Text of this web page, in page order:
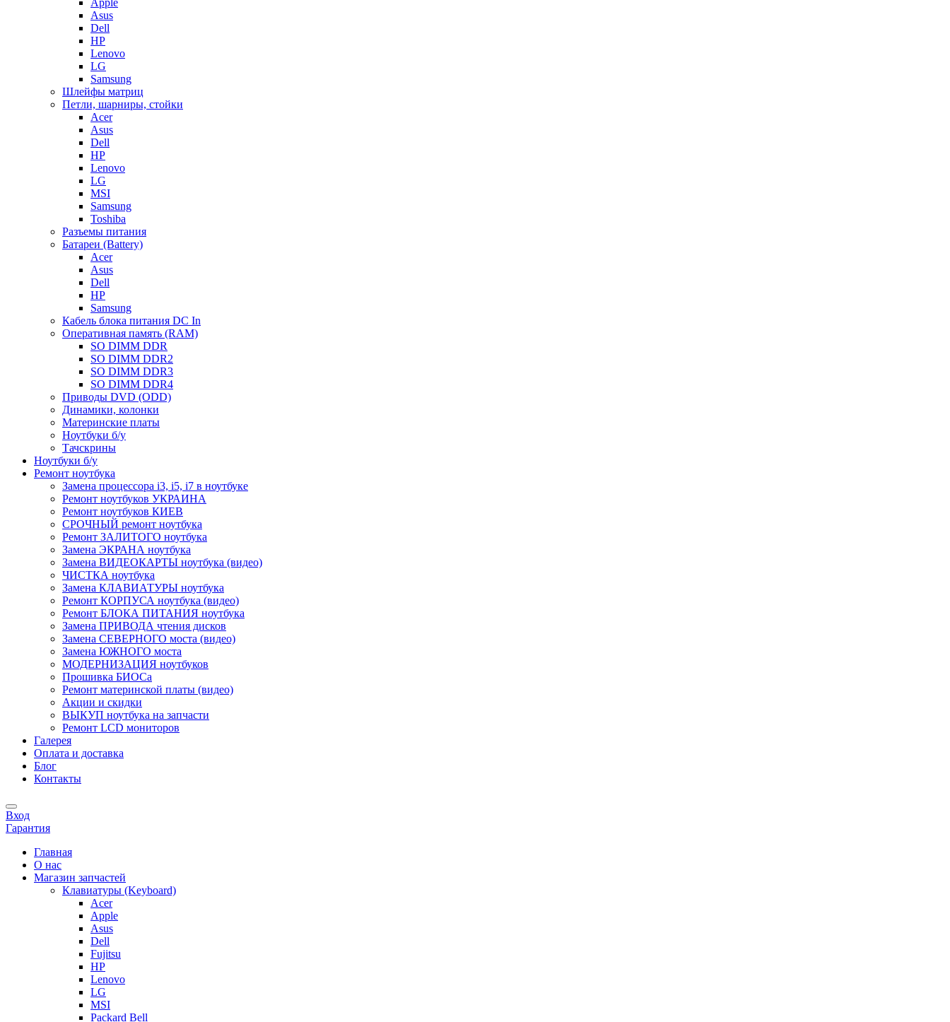
Apple
Asus
Dell
HP
Lenovo
LG
Samsung
Шлейфы матриц
Петли, шарниры, стойки
Acer
Asus
Dell
HP
Lenovo
LG
MSI
Samsung
Toshiba
Разъемы питания
Батареи (Battery)
Acer
Asus
Dell
HP
Samsung
Кабель блока питания DC In
Оперативная память (RAM)
SO DIMM DDR
SO DIMM DDR2
SO DIMM DDR3
SO DIMM DDR4
Приводы DVD (ODD)
Динамики, колонки
Материнские платы
Ноутбуки б/у
Тачскрины
Ноутбуки б/у
Ремонт ноутбука
Замена процессора i3, i5, i7 в ноутбуке
Ремонт ноутбуков УКРАИНА
Ремонт ноутбуков КИЕВ
СРОЧНЫЙ ремонт ноутбука
Ремонт ЗАЛИТОГО ноутбука
Замена ЭКРАНА ноутбука
Замена ВИДЕОКАРТЫ ноутбука (видео)
ЧИСТКА ноутбука
Замена КЛАВИАТУРЫ ноутбука
Ремонт КОРПУСА ноутбука (видео)
Ремонт БЛОКА ПИТАНИЯ ноутбука
Замена ПРИВОДА чтения дисков
Замена СЕВЕРНОГО моста (видео)
Замена ЮЖНОГО моста
МОДЕРНИЗАЦИЯ ноутбуков
Прошивка БИОСа
Ремонт материнской платы (видео)
Акции и скидки
ВЫКУП ноутбука на запчасти
Ремонт LCD мониторов
Галерея
Оплата и доставка
Блог
Контакты
Вход
Гарантия
Главная
О нас
Магазин запчастей
Клавиатуры (Keyboard)
Acer
Apple
Asus
Dell
Fujitsu
HP
Lenovo
LG
MSI
Packard Bell